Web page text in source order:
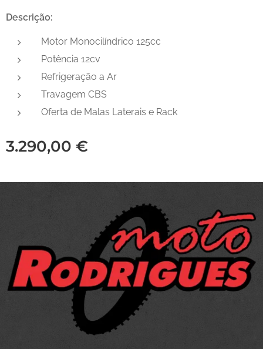
Descrição:
Motor Monocilíndrico 125cc
Potência 12cv
Refrigeração a Ar
Travagem CBS
Oferta de Malas Laterais e Rack
3.290,00 €